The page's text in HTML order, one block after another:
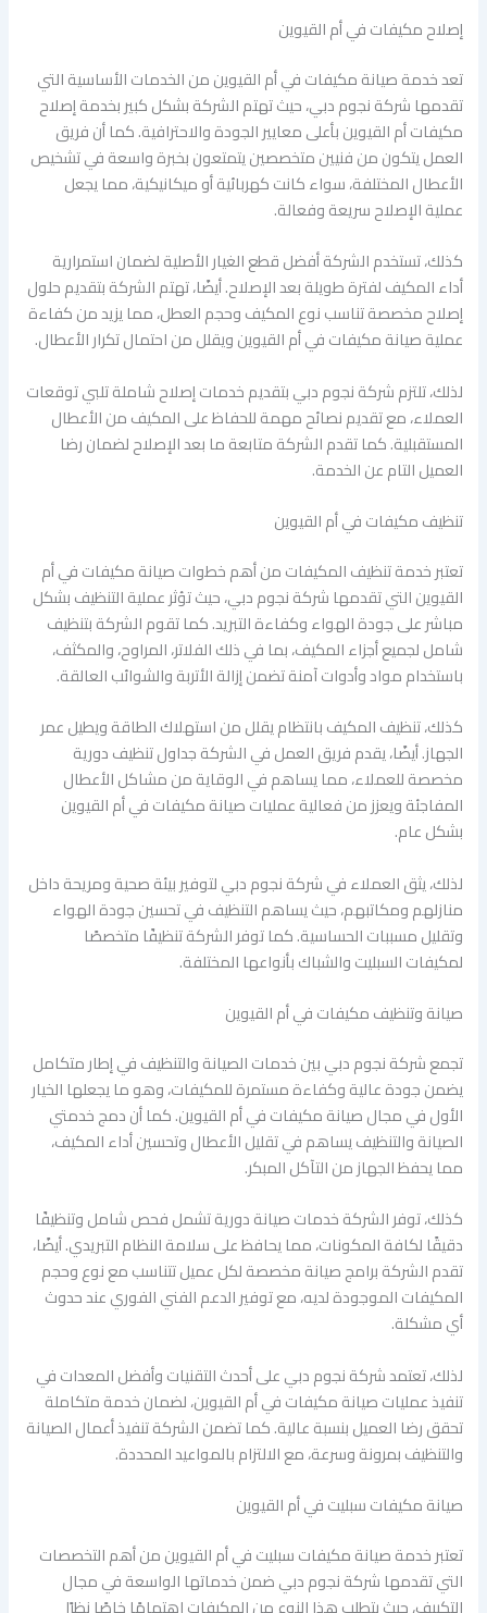
إصلاح مكيفات في أم القيوين
تعد خدمة صيانة مكيفات في أم القيوين من الخدمات الأساسية التي
تقدمها شركة نجوم دبي، حيث تهتم الشركة بشكل كبير بخدمة إصلاح
مكيفات أم القيوين بأعلى معايير الجودة والاحترافية. كما أن فريق
العمل يتكون من فنيين متخصصين يتمتعون بخبرة واسعة في تشخيص
الأعطال المختلفة، سواء كانت كهربائية أو ميكانيكية، مما يجعل
عملية الإصلاح سريعة وفعالة.
كذلك، تستخدم الشركة أفضل قطع الغيار الأصلية لضمان استمرارية
أداء المكيف لفترة طويلة بعد الإصلاح. أيضًا، تهتم الشركة بتقديم حلول
إصلاح مخصصة تناسب نوع المكيف وحجم العطل، مما يزيد من كفاءة
عملية صيانة مكيفات في أم القيوين ويقلل من احتمال تكرار الأعطال.
لذلك، تلتزم شركة نجوم دبي بتقديم خدمات إصلاح شاملة تلبي توقعات
العملاء، مع تقديم نصائح مهمة للحفاظ على المكيف من الأعطال
المستقبلية. كما تقدم الشركة متابعة ما بعد الإصلاح لضمان رضا
العميل التام عن الخدمة.
تنظيف مكيفات في أم القيوين
تعتبر خدمة تنظيف المكيفات من أهم خطوات صيانة مكيفات في أم
القيوين التي تقدمها شركة نجوم دبي، حيث تؤثر عملية التنظيف بشكل
مباشر على جودة الهواء وكفاءة التبريد. كما تقوم الشركة بتنظيف
شامل لجميع أجزاء المكيف، بما في ذلك الفلاتر، المراوح، والمكثف،
باستخدام مواد وأدوات آمنة تضمن إزالة الأتربة والشوائب العالقة.
كذلك، تنظيف المكيف بانتظام يقلل من استهلاك الطاقة ويطيل عمر
الجهاز. أيضًا، يقدم فريق العمل في الشركة جداول تنظيف دورية
مخصصة للعملاء، مما يساهم في الوقاية من مشاكل الأعطال
المفاجئة ويعزز من فعالية عمليات صيانة مكيفات في أم القيوين
بشكل عام.
لذلك، يثق العملاء في شركة نجوم دبي لتوفير بيئة صحية ومريحة داخل
منازلهم ومكاتبهم، حيث يساهم التنظيف في تحسين جودة الهواء
وتقليل مسببات الحساسية. كما توفر الشركة تنظيفًا متخصصًا
لمكيفات السبليت والشباك بأنواعها المختلفة.
صيانة وتنظيف مكيفات في أم القيوين
تجمع شركة نجوم دبي بين خدمات الصيانة والتنظيف في إطار متكامل
يضمن جودة عالية وكفاءة مستمرة للمكيفات، وهو ما يجعلها الخيار
الأول في مجال صيانة مكيفات في أم القيوين. كما أن دمج خدمتي
الصيانة والتنظيف يساهم في تقليل الأعطال وتحسين أداء المكيف،
مما يحفظ الجهاز من التآكل المبكر.
كذلك، توفر الشركة خدمات صيانة دورية تشمل فحص شامل وتنظيفًا
دقيقًا لكافة المكونات، مما يحافظ على سلامة النظام التبريدي. أيضًا،
تقدم الشركة برامج صيانة مخصصة لكل عميل تتناسب مع نوع وحجم
المكيفات الموجودة لديه، مع توفير الدعم الفني الفوري عند حدوث
أي مشكلة.
لذلك، تعتمد شركة نجوم دبي على أحدث التقنيات وأفضل المعدات في
تنفيذ عمليات صيانة مكيفات في أم القيوين، لضمان خدمة متكاملة
تحقق رضا العميل بنسبة عالية. كما تضمن الشركة تنفيذ أعمال الصيانة
والتنظيف بمرونة وسرعة، مع الالتزام بالمواعيد المحددة.
صيانة مكيفات سبليت في أم القيوين
تعتبر خدمة صيانة مكيفات سبليت في أم القيوين من أهم التخصصات
التي تقدمها شركة نجوم دبي ضمن خدماتها الواسعة في مجال
التكييف، حيث يتطلب هذا النوع من المكيفات اهتمامًا خاصًا نظرًا